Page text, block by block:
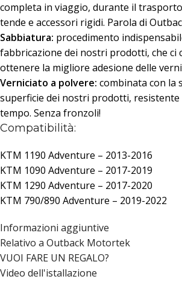
completa in viaggio, durante il
tende e accessori rigidi. Parola di
Sabbiatura: procedimento
fabbricazione dei nostri prodotti, che ci
ottenere la migliore adesione delle
Verniciato a polvere: combinata con la
superficie dei nostri prodotti,
tempo. Senza fronzoli!
Compatibilità:
KTM 1190 Adventure – 2013-2016
KTM 1090 Adventure – 2017-2019
KTM 1290 Adventure – 2017-2020
KTM 790/890 Adventure – 2019-2022
Informazioni aggiuntive
Relativo a Outback Motortek
VUOI FARE UN REGALO?
Video dell'istallazione